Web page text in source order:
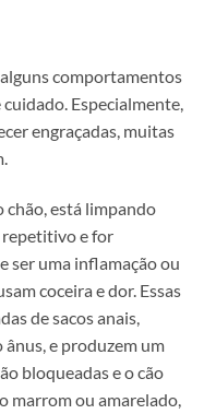
comportamentos
Especialmente,
engraçadas, muitas
chão, está limpando
repetitivo e for
ser uma inflamação ou
coceira e dor. Essas
de sacos anais,
e produzem um
bloqueadas e o cão
marrom ou amarelado,